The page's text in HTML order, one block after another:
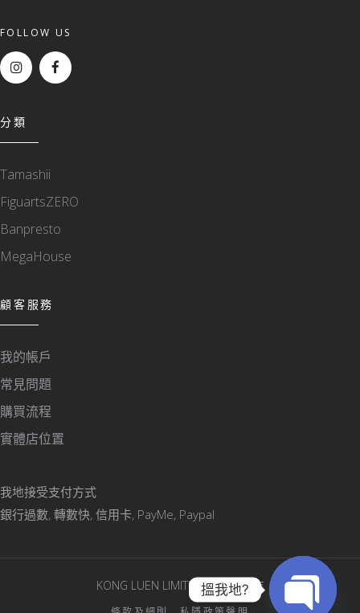
FOLLOW US
分類
Tamashii
FiguartsZERO
Banpresto
MegaHouse
顧客服務
我的帳戶
常見問題
購買流程
實體店位置
我地接受支付方式
銀行過數, 轉數快, 信用卡, PayMe, Paypal
KONG LUEN LIMITED © 版權所有
搵我地?